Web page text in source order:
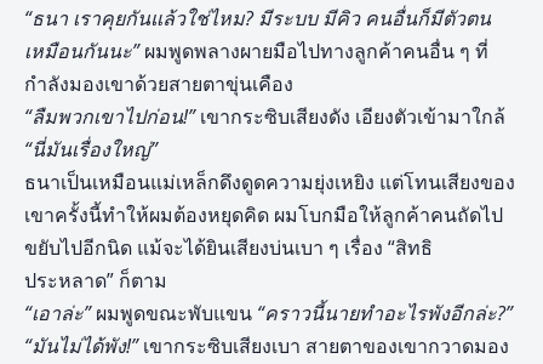
“ธนา เราคุยกันแล้วใช่ไหม? มีระบบ มีคิว คนอื่นก็มีตัวตน
เหมือนกันนะ”ผมพูดพลางผายมือไปทางลูกค้าคนอื่น ๆ ที่
กำลังมองเขาด้วยสายตาขุ่นเคือง
“ลืมพวกเขาไปก่อน!”เขากระซิบเสียงดัง เอียงตัวเข้ามาใกล้
“นี่มันเรื่องใหญ่”
ธนาเป็นเหมือนแม่เหล็กดึงดูดความยุ่งเหยิง แต่โทนเสียงของ
เขาครั้งนี้ทำให้ผมต้องหยุดคิด ผมโบกมือให้ลูกค้าคนถัดไป
ขยับไปอีกนิด แม้จะได้ยินเสียงบ่นเบา ๆ เรื่อง “สิทธิ
ประหลาด” ก็ตาม
“เอาล่ะ”ผมพูดขณะพับแขน “คราวนี้นายทำอะไรพังอีกล่ะ?”
“มันไม่ได้พัง!”เขากระซิบเสียงเบา สายตาของเขากวาดมอง